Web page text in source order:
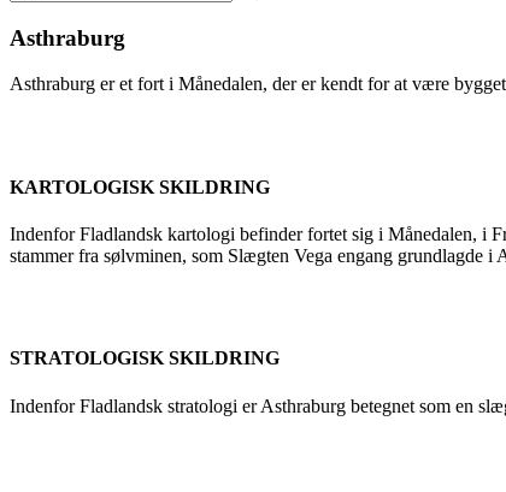
Asthraburg
Asthraburg er et fort i Månedalen, der er kendt for at være
KARTOLOGISK SKILDRING
Indenfor Fladlandsk kartologi befinder fortet sig i Månedalen, i
stammer fra sølvminen, som Slægten Vega engang grundlagde i
STRATOLOGISK SKILDRING
Indenfor Fladlandsk stratologi er Asthraburg betegnet som en